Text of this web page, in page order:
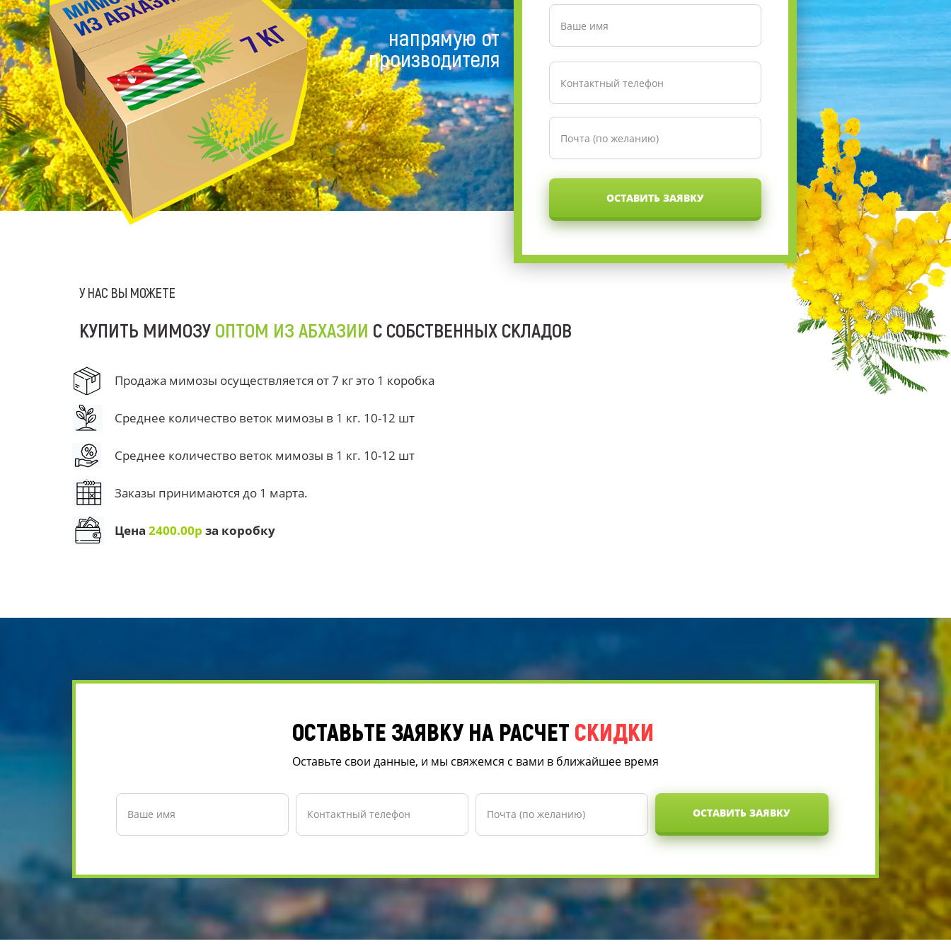
ОСТАВИТЬ ЗАЯВКУ
напрямую от
производителя
У НАС ВЫ МОЖЕТЕ
КУПИТЬ МИМОЗУ ОПТОМ ИЗ АБХАЗИИ С СОБСТВЕННЫХ СКЛАДОВ
Продажа мимозы осуществляется от 7 кг это 1 коробка
Среднее количество веток мимозы в 1 кг. 10-12 шт
Среднее количество веток мимозы в 1 кг. 10-12 шт
Заказы принимаются до 1 марта.
Цена 2400.00р за коробку
ОСТАВЬТЕ ЗАЯВКУ НА РАСЧЕТ СКИДКИ
Оставьте свои данные, и мы свяжемся с вами в ближайшее время
ОСТАВИТЬ ЗАЯВКУ